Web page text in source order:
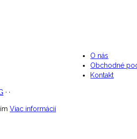
O nás
Obchodné
Kontakt
· ·
Viac informácií